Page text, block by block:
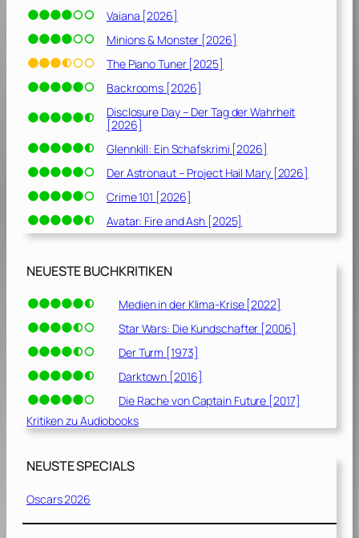
Vaiana [2026]
Minions & Monster [2026]
The Piano Tuner [2025]
Backrooms [2026]
Disclosure Day – Der Tag der Wahrheit
[2026]
Glennkill: Ein Schafskrimi [2026]
Der Astronaut – Project Hail Mary [2026]
Crime 101 [2026]
Avatar: Fire and Ash [2025]
NEUESTE BUCHKRITIKEN
Medien in der Klima-Krise [2022]
Star Wars: Die Kundschafter [2006]
Der Turm [1973]
Darktown [2016]
Die Rache von Captain Future [2017]
Kritiken zu Audiobooks
NEUSTE SPECIALS
Oscars 2026